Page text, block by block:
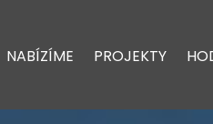
NABÍZÍME PROJEKTY